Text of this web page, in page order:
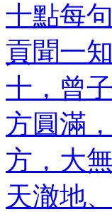
十點每
貢聞一
十，曾
方圓滿
方，大
天澈地